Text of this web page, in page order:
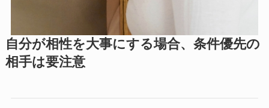
自分が相性を大事にする場合、条件優先の
相手は要注意